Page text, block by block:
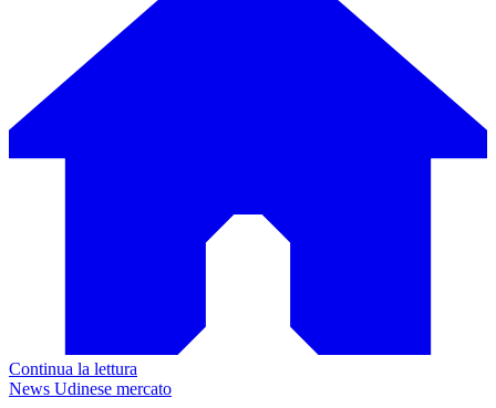
Continua la lettura
News Udinese mercato